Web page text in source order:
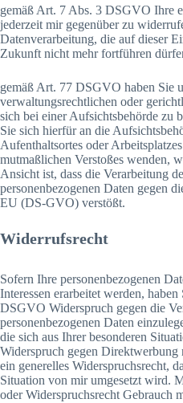
gemäß Art. 7 Abs. 3 DSGVO Ihre
jederzeit mir gegenüber zu
Datenverarbeitung, die auf dieser
Zukunft nicht mehr fortführen
gemäß Art. 77 DSGVO haben Sie
verwaltungsrechtlichen oder
sich bei einer Aufsichtsbehörde zu
Sie sich hierfür an die
Aufenthaltsortes oder
mutmaßlichen Verstoßes wenden,
Ansicht ist, dass die Verarbeitung
personenbezogenen Daten gegen
EU (DS-GVO) verstößt.
Widerrufsrecht
Sofern Ihre personenbezogenen
Interessen erarbeitet werden,
DSGVO Widerspruch gegen die
personenbezogenen Daten
die sich aus Ihrer besonderen
Widerspruch gegen Direktwerbung
ein generelles Widerspruchsrecht,
Situation von mir umgesetzt wird.
oder Widerspruchsrecht Gebrauch